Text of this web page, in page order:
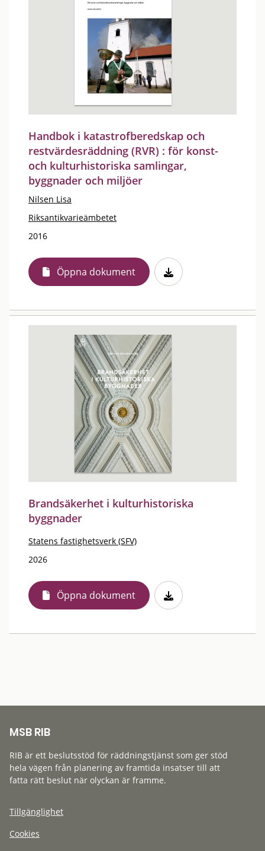
Handbok i katastrofberedskap och
restvärdesräddning (RVR) : för konst-
och kulturhistoriska samlingar,
byggnader och miljöer
Nilsen Lisa
Riksantikvarieämbetet
2016
Öppna dokument
Brandsäkerhet i kulturhistoriska
byggnader
Statens fastighetsverk (SFV)
2026
Öppna dokument
MSB RIB
RIB är ett beslutsstöd för räddningstjänst som ger stöd
hela vägen från planering av framtida insatser till att
fatta rätt beslut när olyckan är framme.
Tillgänglighet
Cookies